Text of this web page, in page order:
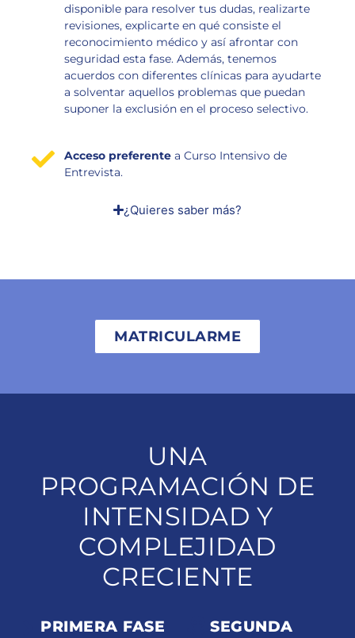
disponible para resolver tus dudas, realizarte
revisiones, explicarte en qué consiste el
reconocimiento médico y así afrontar con
seguridad esta fase. Además, tenemos
acuerdos con diferentes clínicas para ayudarte
a solventar aquellos problemas que puedan
suponer la exclusión en el proceso selectivo.
Acceso preferente a Curso Intensivo de
Entrevista.
¿Quieres saber más?
MATRICULARME
UNA
PROGRAMACIÓN DE
INTENSIDAD Y
COMPLEJIDAD
CRECIENTE
PRIMERA FASE
SEGUNDA